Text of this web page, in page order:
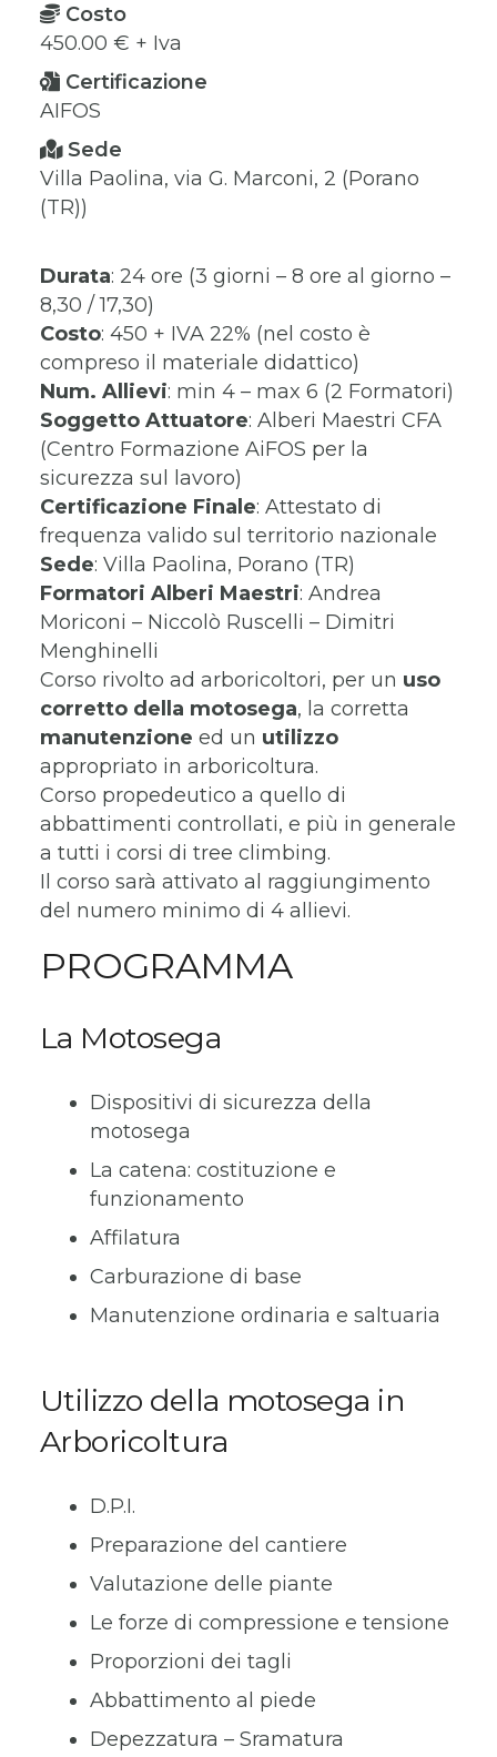
Durata: 24 ore (3 giorni – 8 ore al giorno –
8,30 / 17,30)
Costo: 450 + IVA 22% (nel costo è
compreso il materiale didattico)
Num. Allievi: min 4 – max 6 (2 Formatori)
Soggetto Attuatore: Alberi Maestri CFA
(Centro Formazione AiFOS per la
sicurezza sul lavoro)
Certificazione Finale: Attestato di
frequenza valido sul territorio nazionale
Sede: Villa Paolina, Porano (TR)
Formatori Alberi Maestri: Andrea
Moriconi – Niccolò Ruscelli – Dimitri
Menghinelli
Corso rivolto ad arboricoltori, per un uso
corretto della motosega, la corretta
manutenzione ed un utilizzo
appropriato in arboricoltura.
Corso propedeutico a quello di
abbattimenti controllati, e più in generale
a tutti i corsi di tree climbing.
Il corso sarà attivato al raggiungimento
del numero minimo di 4 allievi.
PROGRAMMA
La Motosega
Dispositivi di sicurezza della
motosega
La catena: costituzione e
funzionamento
Affilatura
Carburazione di base
Manutenzione ordinaria e saltuaria
Utilizzo della motosega in
Arboricoltura
D.P.I.
Preparazione del cantiere
Valutazione delle piante
Le forze di compressione e tensione
Proporzioni dei tagli
Abbattimento al piede
Depezzatura – Sramatura
Costo
450.00 € + Iva
Certificazione
AIFOS
Sede
Villa Paolina, via G. Marconi, 2 (Porano
(TR))